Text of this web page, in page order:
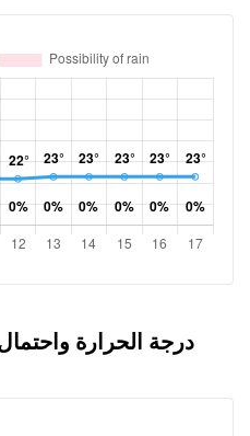
درجة الحرارة